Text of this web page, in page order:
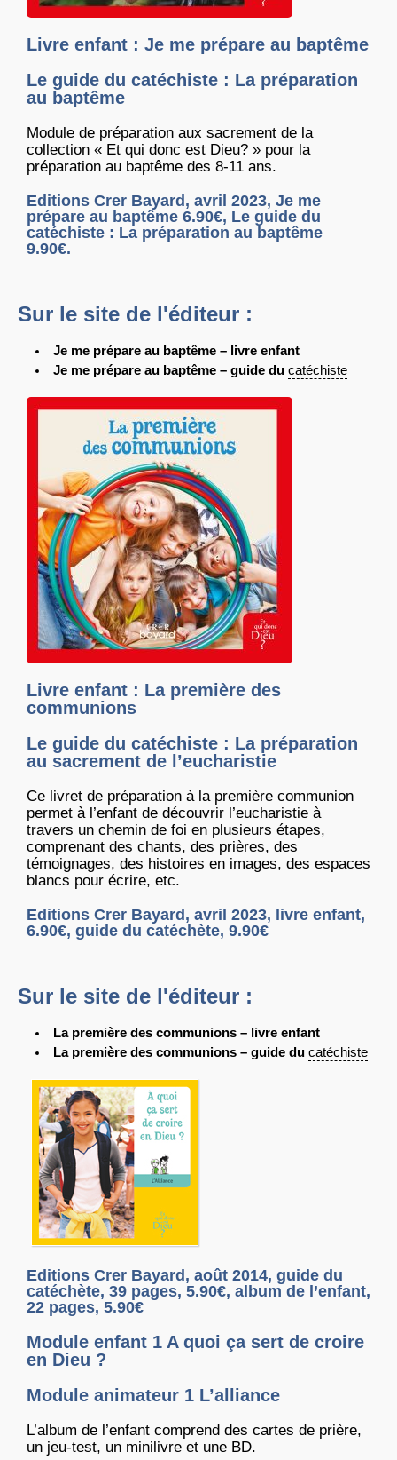
Livre enfant : Je me prépare au baptême
Le guide du catéchiste : La préparation
au baptême
Module de préparation aux sacrement de la
collection « Et qui donc est Dieu? » pour la
préparation au baptême des 8-11 ans.
Editions Crer Bayard, avril 2023, Je me
prépare au baptême 6.90€, Le guide du
catéchiste : La préparation au baptême
9.90€.
Sur le site de l'éditeur :
Je me prépare au baptême – livre enfant
Je me prépare au baptême – guide du catéchiste
Livre enfant : La première des
communions
Le guide du catéchiste : La préparation
au sacrement de l’eucharistie
Ce livret de préparation à la première communion
permet à l’enfant de découvrir l’eucharistie à
travers un chemin de foi en plusieurs étapes,
comprenant des chants, des prières, des
témoignages, des histoires en images, des espaces
blancs pour écrire, etc.
Editions Crer Bayard, avril 2023, livre enfant,
6.90€, guide du catéchète, 9.90€
Sur le site de l'éditeur :
La première des communions – livre enfant
La première des communions – guide du catéchiste
Editions Crer Bayard, août 2014, guide du
catéchète, 39 pages, 5.90€, album de l’enfant,
22 pages, 5.90€
Module enfant 1 A quoi ça sert de croire
en Dieu ?
Module animateur 1 L’alliance
L’album de l’enfant comprend des cartes de prière,
un jeu-test, un minilivre et une BD.